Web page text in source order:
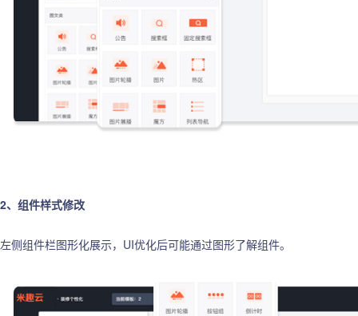
2、组件样式修改
左侧组件栏图形化展示，UI优化后可能通过图形了解组件。